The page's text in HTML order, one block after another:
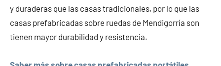
y duraderas que las casas tradicionales, por lo que las
casas prefabricadas sobre ruedas de Mendigorría son
tienen mayor durabilidad y resistencia.